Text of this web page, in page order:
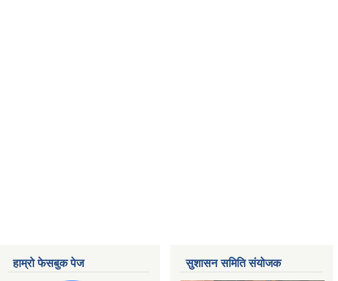
हाम्रो फेसबुक पेज सुशासन समिति संयोजक